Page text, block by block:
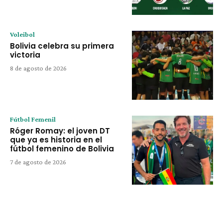
Voleibol
Bolivia celebra su primera
victoria
8 de agosto de 2026
Fútbol Femenil
Róger Romay: el joven DT
que ya es historia en el
fútbol femenino de Bolivia
7 de agosto de 2026